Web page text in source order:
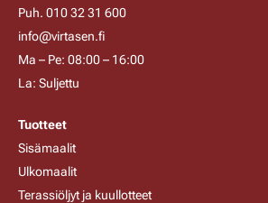
Puh. 010 32 31 600
info@virtasen.fi
Ma – Pe: 08:00 – 16:00
La: Suljettu
Tuotteet
Sisämaalit
Ulkomaalit
Terassiöljyt ja kuullotteet